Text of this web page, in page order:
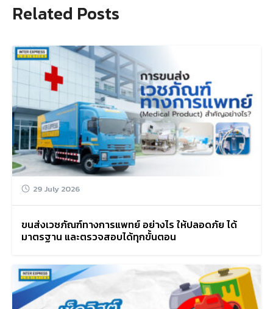
Related Posts
29 July 2026
ขนส่งเวชภัณฑ์ทางการแพทย์ อย่างไร ให้ปลอดภัย ได้
มาตรฐาน และตรวจสอบได้ทุกขั้นตอน